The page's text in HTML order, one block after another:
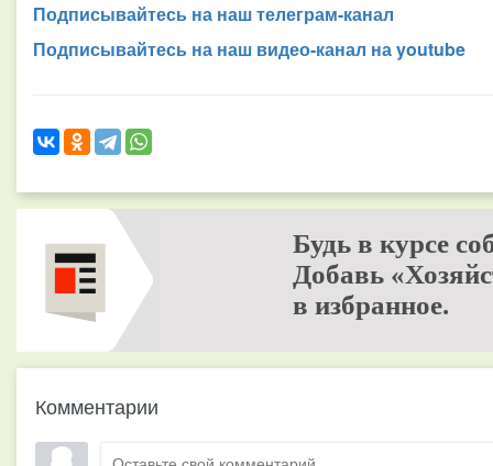
Подписывайтесь на наш телеграм-канал
Подписывайтесь на наш видео-канал на youtube
Будь в курсе
Добавь
в избранное.
Комментарии